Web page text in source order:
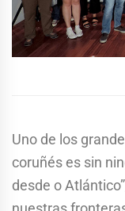
Uno de los
coruñés es sin
desde o